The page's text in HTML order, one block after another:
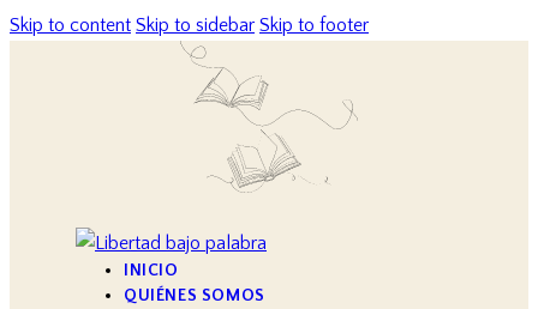
Skip to content Skip to sidebar Skip to footer
INICIO
QUIÉNES SOMOS